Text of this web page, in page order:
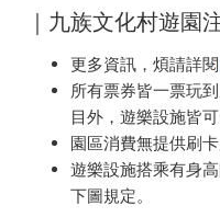
｜九族文化村遊園
更多資訊，煩請詳閱
所有票券皆一票玩
目外，遊樂設施皆可
園區消費無提供刷
遊樂設施搭乘有身
下圖規定。